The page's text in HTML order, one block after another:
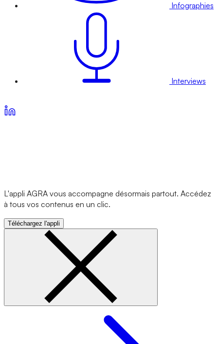
Infographies
Interviews
L'appli AGRA vous accompagne désormais partout. Accédez
à tous vos contenus en un clic.
Téléchargez l'appli